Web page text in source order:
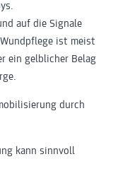
auf die Signale
ist meist
ein gelblicher Belag
durch
kann sinnvoll